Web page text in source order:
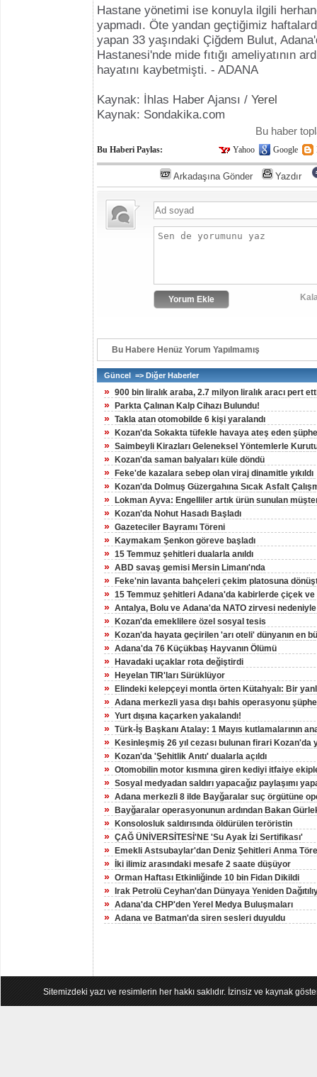
Hastane yönetimi ise konuyla ilgili
yapmadı. Öte yandan geçtiğimiz
yapan 33 yaşındaki Çiğdem Bulut,
Hastanesi'nde mide fıtığı ameliyatının
hayatını kaybetmişti. - ADANA
Kaynak: İhlas Haber Ajansı / Yerel
Kaynak: Sondakika.com
Bu haber
Bu Haberi Paylas: Yahoo Google
Arkadaşına Gönder Yazdır
Bu Habere Henüz Yorum Yapılmamış
Güncel => Diğer Haberler
» 900 bin liralık araba, 2.7 milyon liralık aracı pert
» Parkta Çalınan Kalp Cihazı Bulundu!
» Takla atan otomobilde 6 kişi yaralandı
» Kozan'da Sokakta tüfekle havaya ateş eden
» Saimbeyli Kirazları Geleneksel Yöntemlerle
» Kozan'da saman balyaları küle döndü
» Feke'de kazalara sebep olan viraj dinamitle yıkıldı
» Kozan'da Dolmuş Güzergahına Sıcak Asfalt
» Lokman Ayva: Engelliler artık ürün sunulan
» Kozan'da Nohut Hasadı Başladı
» Gazeteciler Bayramı Töreni
» Kaymakam Şenkon göreve başladı
» 15 Temmuz şehitleri dualarla anıldı
» ABD savaş gemisi Mersin Limanı'nda
» Feke'nin lavanta bahçeleri çekim platosuna
» 15 Temmuz şehitleri Adana'da kabirlerde çiçek ve
» Antalya, Bolu ve Adana'da NATO zirvesi
» Kozan'da emeklilere özel sosyal tesis
» Kozan'da hayata geçirilen 'arı oteli' dünyanın en
» Adana'da 76 Küçükbaş Hayvanın Ölümü
» Havadaki uçaklar rota değiştirdi
» Heyelan TIR'ları Sürüklüyor
» Elindeki kelepçeyi montla örten Kütahyalı: Bir
» Adana merkezli yasa dışı bahis operasyonu
» Yurt dışına kaçarken yakalandı!
» Türk-İş Başkanı Atalay: 1 Mayıs kutlamalarının
» Kesinleşmiş 26 yıl cezası bulunan firari Kozan'da
» Kozan'da 'Şehitlik Anıtı' dualarla açıldı
» Otomobilin motor kısmına giren kediyi itfaiye
» Sosyal medyadan saldırı yapacağız paylaşımı
» Adana merkezli 8 ilde Bayğaralar suç örgütüne
» Bayğaralar operasyonunun ardından Bakan
» Konsolosluk saldırısında öldürülen teröristin
» ÇAĞ ÜNİVERSİTESİ'NE 'Su Ayak İzi Sertifikası'
» Emekli Astsubaylar'dan Deniz Şehitleri Anma
» İki ilimiz arasındaki mesafe 2 saate düşüyor
» Orman Haftası Etkinliğinde 10 bin Fidan Dikildi
» Irak Petrolü Ceyhan'dan Dünyaya Yeniden
» Adana'da CHP'den Yerel Medya Buluşmaları
» Adana ve Batman'da siren sesleri duyuldu
Sitemizdeki yazı ve resimlerin her hakkı saklıdır. İzinsiz ve kaynak